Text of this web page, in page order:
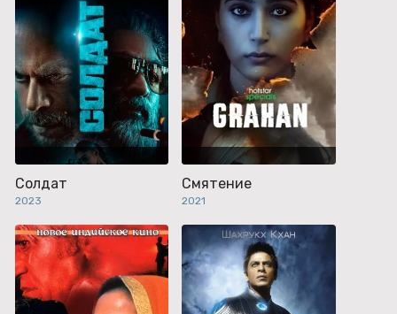
Солдат
2023
Смятение
2021